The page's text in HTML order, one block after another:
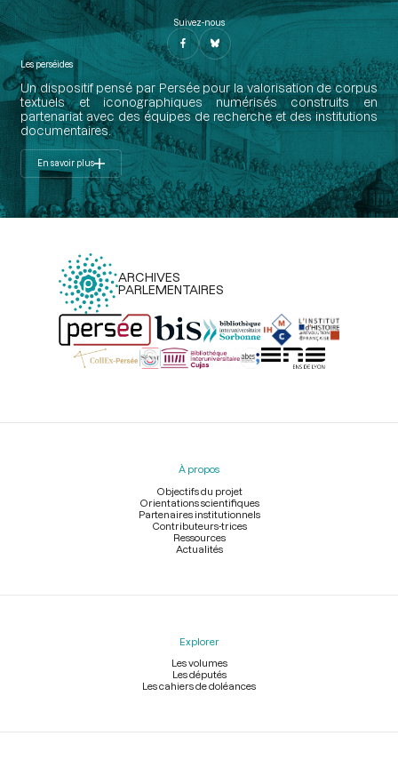
Suivez-nous
Les perséides
Un dispositif pensé par Persée pour la valorisation de corpus
textuels et iconographiques numérisés construits en
partenariat avec des équipes de recherche et des institutions
documentaires.
En savoir plus
ARCHIVES
PARLEMENTAIRES
Menu
À propos
Objectifs du projet
Orientations scientifiques
Partenaires institutionnels
Contributeurs-trices
Ressources
Actualités
Explorer
Les volumes
Les députés
Les cahiers de doléances